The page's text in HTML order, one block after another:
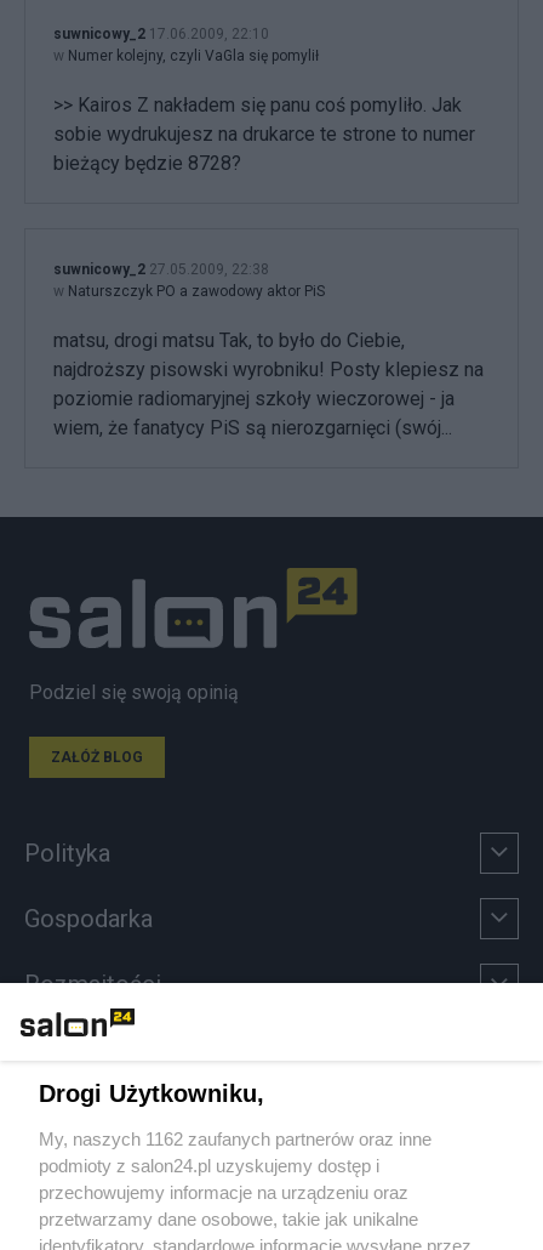
suwnicowy_2 17.06.2009, 22:10
w Numer kolejny, czyli VaGla się pomylił
>> Kairos Z nakładem się panu coś pomyliło. Jak
sobie wydrukujesz na drukarce te strone to numer
bieżący będzie 8728?
suwnicowy_2 27.05.2009, 22:38
w Naturszczyk PO a zawodowy aktor PiS
matsu, drogi matsu Tak, to było do Ciebie,
najdroższy pisowski wyrobniku! Posty klepiesz na
poziomie radiomaryjnej szkoły wieczorowej - ja
wiem, że fanatycy PiS są nierozgarnięci (swój...
Podziel się swoją opinią
ZAŁÓŻ BLOG
Polityka
Gospodarka
Rozmaitości
Sport
Społeczeństwo
Drogi Użytkowniku,
My, naszych 1162 zaufanych partnerów oraz inne
podmioty z salon24.pl uzyskujemy dostęp i
przechowujemy informacje na urządzeniu oraz
przetwarzamy dane osobowe, takie jak unikalne
identyfikatory, standardowe informacje wysyłane przez